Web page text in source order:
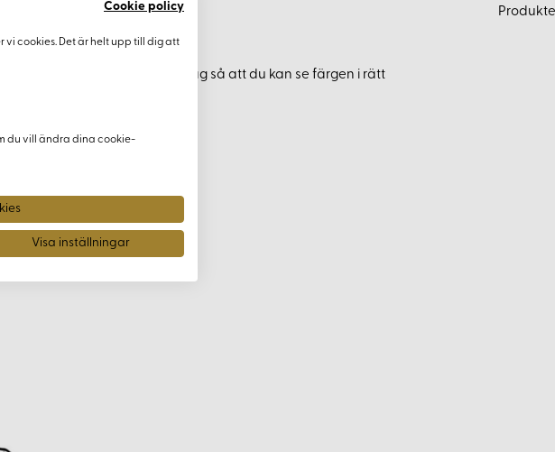
att köpa ett tygprov i förväg så att du kan se färgen i rätt
AB.
Cookie policy
cookies. Det är helt upp till dig att
du vill ändra dina cookie-
Visa inställningar